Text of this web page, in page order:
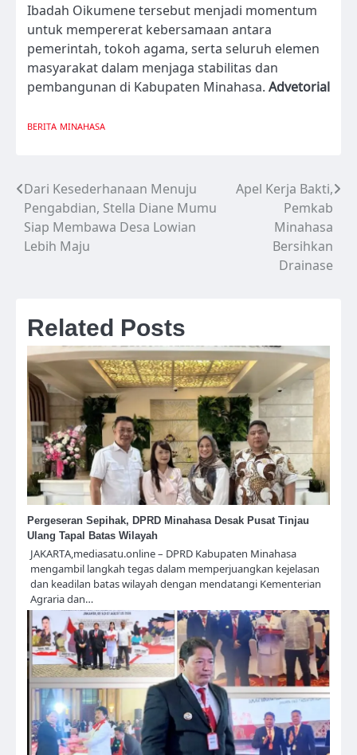
Ibadah Oikumene tersebut menjadi momentum
untuk mempererat kebersamaan antara
pemerintah, tokoh agama, serta seluruh elemen
masyarakat dalam menjaga stabilitas dan
pembangunan di Kabupaten Minahasa. Advetorial
BERITA MINAHASA
Navigasi
pos
Dari Kesederhanaan Menuju
Pengabdian, Stella Diane Mumu
Siap Membawa Desa Lowian
Lebih Maju
Apel Kerja Bakti,
Pemkab
Minahasa
Bersihkan
Drainase
Related Posts
Pergeseran Sepihak, DPRD Minahasa Desak Pusat Tinjau
Ulang Tapal Batas Wilayah
JAKARTA,mediasatu.online – DPRD Kabupaten Minahasa
mengambil langkah tegas dalam memperjuangkan kejelasan
dan keadilan batas wilayah dengan mendatangi Kementerian
Agraria dan…